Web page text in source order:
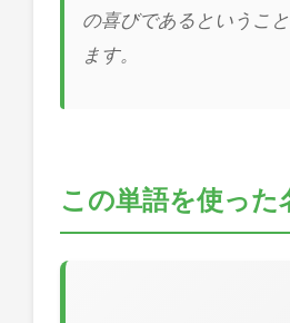
の喜びであるというこ
ます。
この単語を使った